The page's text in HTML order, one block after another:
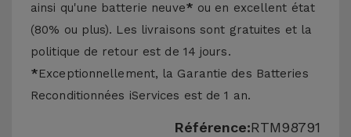
ainsi qu'une batterie neuve* ou en excellent état
(80% ou plus). Les livraisons sont gratuites et la
politique de retour est de 14 jours.
*Exceptionnellement, la Garantie des Batteries
Reconditionnées iServices est de 1 an.
Référence:RTM98791